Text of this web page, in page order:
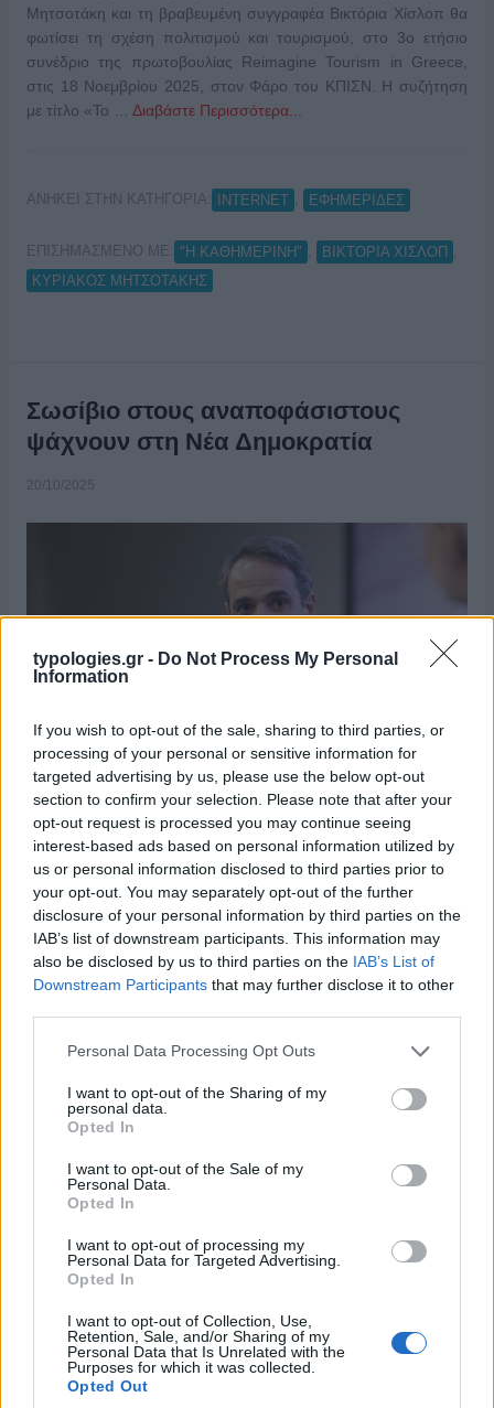
typologies.gr - Do Not Process My Personal
Information
If you wish to opt-out of the sale, sharing to third parties, or
processing of your personal or sensitive information for
targeted advertising by us, please use the below opt-out
section to confirm your selection. Please note that after your
opt-out request is processed you may continue seeing
interest-based ads based on personal information utilized by
us or personal information disclosed to third parties prior to
your opt-out. You may separately opt-out of the further
disclosure of your personal information by third parties on the
IAB’s list of downstream participants. This information may
also be disclosed by us to third parties on the IAB’s List of
Downstream Participants that may further disclose it to other
Please note that this website/app uses one or more Google
not limited to your visit or usage behaviour. You may click to
grant or deny consent to Google and its third-party tags to
use your data for below specified purposes in below Google
consent section.
Personal Data Processing Opt Outs
I want to opt-out of the Sharing of my
personal data.
Opted In
I want to opt-out of the Sale of my
Personal Data.
Opted In
I want to opt-out of processing my
Personal Data for Targeted Advertising.
Opted In
I want to opt-out of Collection, Use,
Retention, Sale, and/or Sharing of my
Personal Data that Is Unrelated with the
Purposes for which it was collected.
Opted Out
Μητσοτάκη και τη βραβευμένη συγγραφέα Βικτόρια Χίσλοπ θα
φωτίσει τη σχέση πολιτισμού και τουρισμού, στο 3ο ετήσιο
συνέδριο της πρωτοβουλίας Reimagine Tourism in Greece,
στις 18 Νοεμβρίου 2025, στον Φάρο του ΚΠΙΣΝ. Η συζήτηση
με τίτλο «Το … Διαβάστε Περισσότερα...
ΑΝΗΚΕΙ ΣΤΗΝ ΚΑΤΗΓΟΡΙΑ: INTERNET ΕΦΗΜΕΡΙΔΕΣ
ΕΠΙΣΗΜΑΣΜΕΝΟ ΜΕ: "Η ΚΑΘΗΜΕΡΙΝΗ" ΒΙΚΤΟΡΙΑ ΧΙΣΛΟΠ
ΚΥΡΙΑΚΟΣ ΜΗΤΣΟΤΑΚΗΣ
Σωσίβιο στους αναποφάσιστους
ψάχνουν στη Νέα Δημοκρατία
20/10/2025
–Δεν έπεισαν οι εξαγγελίες του Κυρ. Μητσοτάκη στη ΔΕΘ Αν και
έχει παρέλθει ενάμισης μήνας από τις εξαγγελίες του Κυρ.
Μητσοτάκη στη Διεθνή Έκθεση Θεσσαλονίκης (ΔΕΘ), που
υποτίθεται θα έδιναν ώθηση στην κυβέρνηση, τα αποτελέσματα
μέχρι τώρα είναι πενιχρά. Αρχικά, στις δημοσκοπήσεις η Νέα
Δημοκρατία …Διαβάστε Περισσότερα...
ΕΠΙΣΗΜΑΣΜΕΝΟ ΜΕ: «ΤΟ ΠΑΡΟΝ» , ΚΥΡΙΑΚΟΣ
Διαβάστε στο «ΠΑΡΟΝ»: Σε διεθνή
απομόνωση η χώρα
27/09/2025